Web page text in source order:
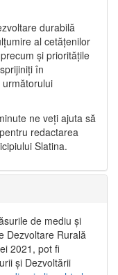
durabilă
al cetățenilor
și prioritățile
în
ne veți ajuta să
redactarea
Slatina.
de mediu și
Dezvoltare Rurală
2021, pot fi
și Dezvoltării